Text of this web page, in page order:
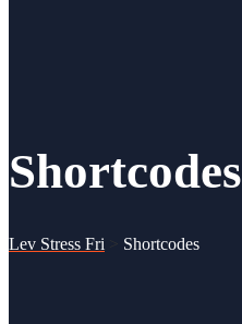
Shortcodes
Lev Stress Fri > Shortcodes